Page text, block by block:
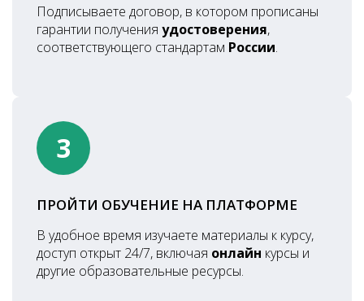
Подписываете договор, в котором прописаны
гарантии получения удостоверения,
соответствующего стандартам России.
3
ПРОЙТИ ОБУЧЕНИЕ НА ПЛАТФОРМЕ
В удобное время изучаете материалы к курсу,
доступ открыт 24/7, включая онлайн курсы и
другие образовательные ресурсы.